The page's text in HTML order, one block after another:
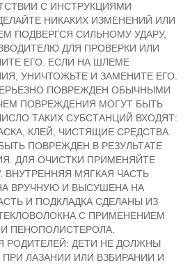
С ИНСТРУКЦИЯМИ
НИКАКИХ ИЗМЕНЕНИЙ ИЛИ
ПОДВЕРГСЯ СИЛЬНОМУ УДАРУ,
ДЛЯ ПРОВЕРКИ ИЛИ
ЕГО. ЕСЛИ НА ШЛЕМЕ
УНИЧТОЖЬТЕ И ЗАМЕНИТЕ ЕГО.
ПОВРЕЖДЕН ОБЫЧНЫМИ
ПОВРЕЖДЕНИЯ МОГУТ БЫТЬ
ТАКИХ СУБСТАНЦИЙ ВХОДЯТ:
КЛЕЙ, ЧИСТЯЩИЕ СРЕДСТВА.
ПОВРЕЖДЕН В РЕЗУЛЬТАТЕ
ДЛЯ ОЧИСТКИ ПРИМЕНЯЙТЕ
МЯГКАЯ ЧАСТЬ
ВРУЧНУЮ И ВЫСУШЕНА НА
И ПОДКЛАДКА СДЕЛАНЫ ИЗ
С ПРИМЕНЕНИЕМ
ПЕНОПОЛИСТЕРОЛА.
РОДИТЕЛЕЙ: ДЕТИ НЕ ДОЛЖНЫ
ЛАЗАНИИ ИЛИ ВЗБИРАНИИ И